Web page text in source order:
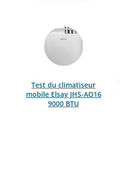
Test du climatiseur
mobile Elsay JHS-AO16
9000 BTU